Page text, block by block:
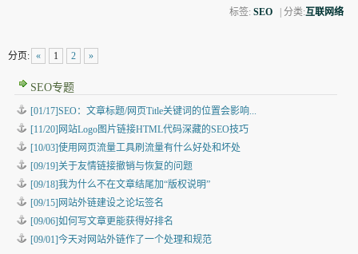
标签:SEO | 分类:互联网络
分页: « 1 2 »
SEO专题
[01/17]SEO：文章标题/网页Title关键词的位置会影响...
[11/20]网站Logo图片链接HTML代码深藏的SEO技巧
[10/03]使用网页流量工具刷流量有什么好处和坏处
[09/19]关于友情链接撤销与恢复的问题
[09/18]我为什么不在文章结尾加“版权说明”
[09/15]网站外链建设之论坛签名
[09/06]如何写文章更能获得好排名
[09/01]今天对网站外链作了一个处理和规范